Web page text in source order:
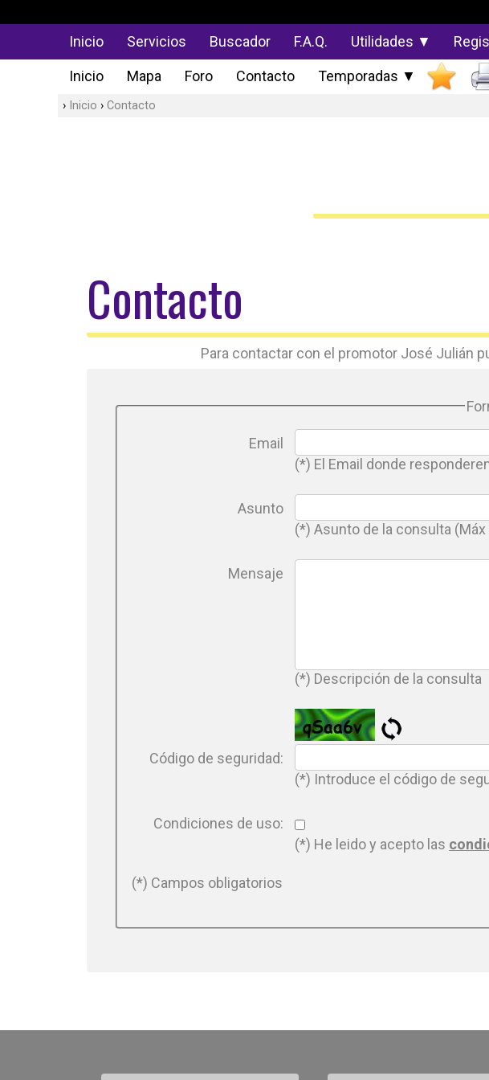
Inicio Servicios Buscador F.A.Q. Utilidades ▼
Inicio Mapa Foro Contacto Temporadas ▼
Inicio Contacto
Contacto
Para contactar con el promotor José Julián
Email
(*) El Email donde
Asunto
(*) Asunto de la consulta
Mensaje
(*) Descripción de la consulta
Código de seguridad:
(*) Introduce el código de
Condiciones de uso:
(*) He leido y acepto las
(*) Campos obligatorios